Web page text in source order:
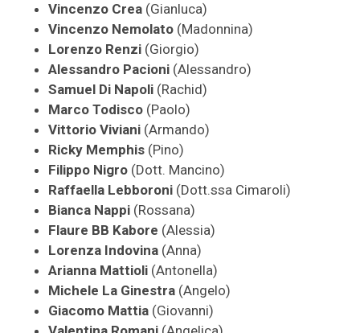
Vincenzo Crea (Gianluca)
Vincenzo Nemolato (Madonnina)
Lorenzo Renzi (Giorgio)
Alessandro Pacioni (Alessandro)
Samuel Di Napoli (Rachid)
Marco Todisco (Paolo)
Vittorio Viviani (Armando)
Ricky Memphis (Pino)
Filippo Nigro (Dott. Mancino)
Raffaella Lebboroni (Dott.ssa Cimaroli)
Bianca Nappi (Rossana)
Flaure BB Kabore (Alessia)
Lorenza Indovina (Anna)
Arianna Mattioli (Antonella)
Michele La Ginestra (Angelo)
Giacomo Mattia (Giovanni)